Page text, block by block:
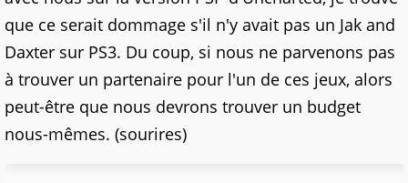
que ce serait dommage s'il n'y avait pas un Jak and
Daxter sur PS3. Du coup, si nous ne parvenons pas
à trouver un partenaire pour l'un de ces jeux, alors
peut-être que nous devrons trouver un budget
nous-mêmes. (sourires)